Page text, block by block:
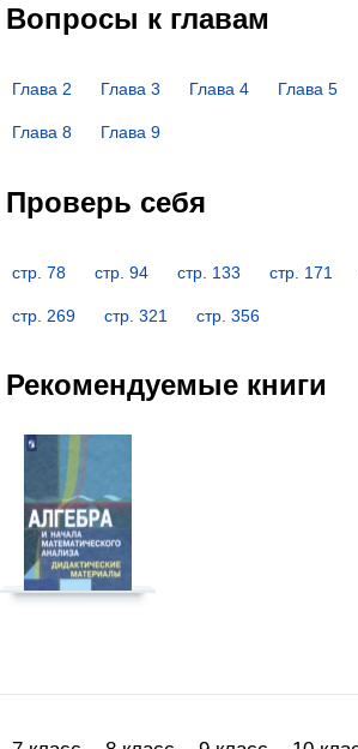
Вопросы к главам
Глава 2 Глава 3 Глава 4 Глава 5
Глава 8 Глава 9
Проверь себя
стр. 78 стр. 94 стр. 133 стр. 171
стр. 269 стр. 321 стр. 356
Рекомендуемые книги